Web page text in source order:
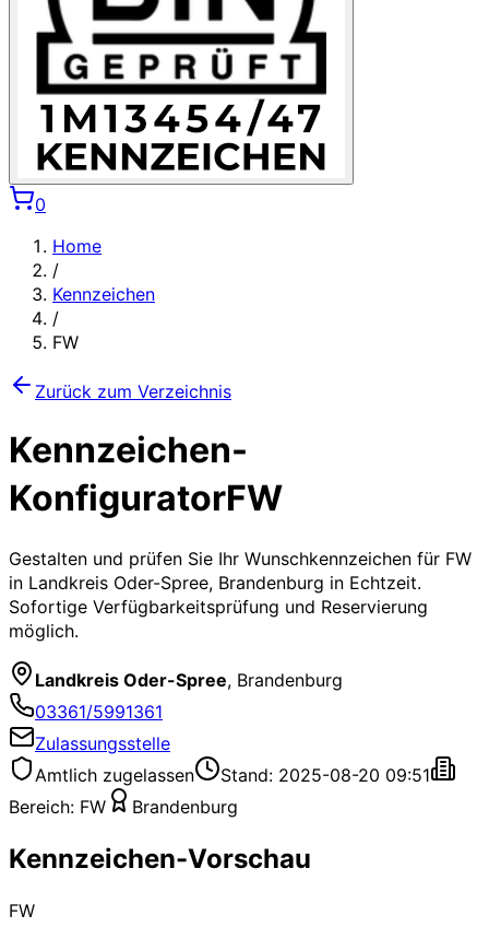
0
Home
/
Kennzeichen
/
FW
Zurück zum Verzeichnis
Kennzeichen-
KonfiguratorFW
Gestalten und prüfen Sie Ihr Wunschkennzeichen für FW
in Landkreis Oder-Spree, Brandenburg in Echtzeit.
Sofortige Verfügbarkeitsprüfung und Reservierung
möglich.
Landkreis Oder-Spree, Brandenburg
03361/5991361
Zulassungsstelle
Amtlich zugelassen
Stand: 2025-08-20 09:51
Bereich: FW Brandenburg
Kennzeichen-Vorschau
FW